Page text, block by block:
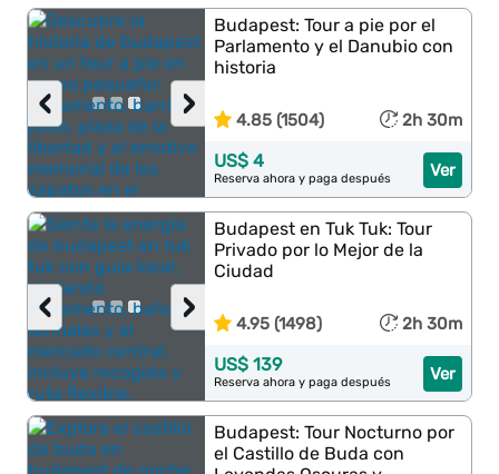
›
‹
Budapest: Tour a pie por el
Parlamento y el Danubio con
historia
4.85 (1504) 2h 30m
Ver
US$ 4
Reserva ahora y paga después
›
‹
Budapest en Tuk Tuk: Tour
Privado por lo Mejor de la
Ciudad
4.95 (1498) 2h 30m
Ver
US$ 139
Reserva ahora y paga después
Budapest: Tour Nocturno por
el Castillo de Buda con